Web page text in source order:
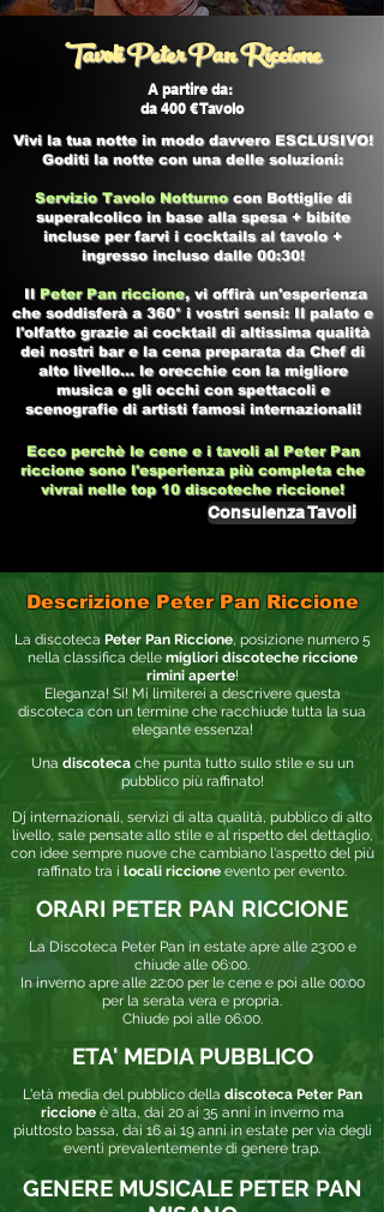
Tavoli Peter Pan Riccione
A partire da:
da 400 € Tavolo
Vivi la tua notte in modo davvero ESCLUSIVO!
Goditi la notte con una delle soluzioni:
Servizio Tavolo Notturnocon Bottiglie di
superalcolico in base alla spesa + bibite
incluse per farvi i cocktails al tavolo +
ingresso incluso dalle 00:30!
Il Peter Pan riccione, vi offirà un'esperienza
che soddisferà a 360° i vostri sensi: Il palato e
l'olfatto grazie ai cocktail di altissima qualità
dei nostri bar e la cena preparata da Chef di
alto livello... le orecchie con la migliore
musica e gli occhi con spettacoli e
scenografie di artisti famosi internazionali!
Ecco perchè le cene e i tavoli al Peter Pan
riccionesono l'esperienza più completa che
vivrai nelle top 10 discoteche riccione!
Consulenza Tavoli
Descrizione Peter Pan Riccione
La discoteca Peter Pan Riccione, posizione numero 5
nella classifica delle migliori discoteche riccione
rimini aperte!
Eleganza! Si! Mi limiterei a descrivere questa
discoteca con un termine che racchiude tutta la sua
elegante essenza!
Una discotecache punta tutto sullo stile e su un
pubblico più raffinato!
Dj internazionali, servizi di alta qualità, pubblico di alto
livello, sale pensate allo stile e al rispetto del dettaglio,
con idee sempre nuove che cambiano l'aspetto del più
raffinato tra i locali riccione evento per evento.
ORARI PETER PAN RICCIONE
La Discoteca Peter Pan in estate apre alle 23:00 e
chiude alle 06:00.
In inverno apre alle 22:00 per le cene e poi alle 00:00
per la serata vera e propria.
Chiude poi alle 06:00.
ETA' MEDIA PUBBLICO
L'età media del pubblico della discoteca Peter Pan
riccioneè alta, dai 20 ai 35 anni in inverno ma
piuttosto bassa, dai 16 ai 19 anni in estate per via degli
eventi prevalentemente di genere trap.
GENERE MUSICALE PETER PAN